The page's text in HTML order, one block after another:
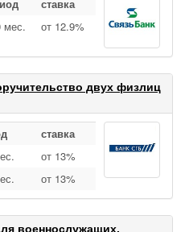
ставка
мес. от 12.9%
двух физлиц
ставка
от 13%
от 13%
военнослужащих,